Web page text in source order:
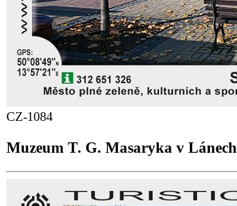
CZ-1084
Muzeum T. G. Masaryka v Lánech